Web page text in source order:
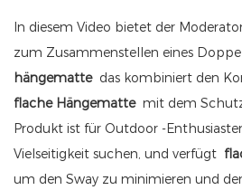
In diesem Video bietet der
zum Zusammenstellen eines
hängematte das kombiniert den
flache Hängematte mit dem
Produkt ist für Outdoor -
Vielseitigkeit suchen, und verfügt
um den Sway zu minimieren und